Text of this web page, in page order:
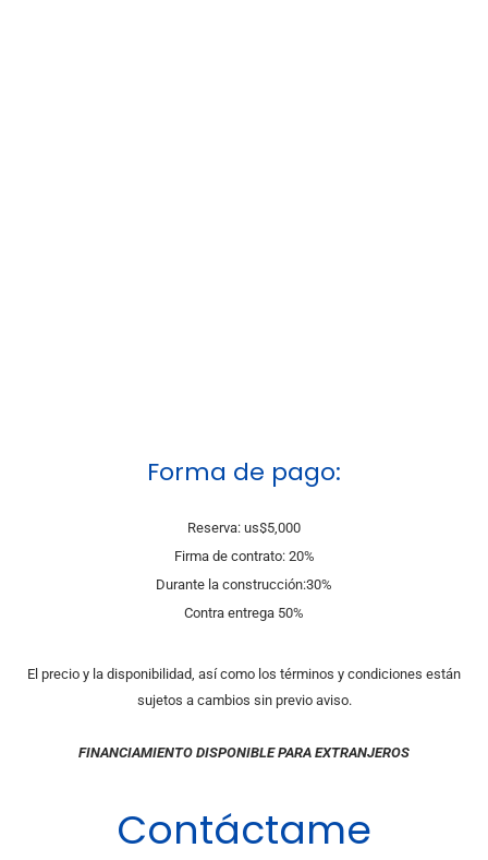
Forma de pago:
Reserva: us$5,000
Firma de contrato: 20%
Durante la construcción:30%
Contra entrega 50%
El precio y la disponibilidad, así como los términos y condiciones están
sujetos a cambios sin previo aviso.
FINANCIAMIENTO DISPONIBLE PARA EXTRANJEROS
Contáctame